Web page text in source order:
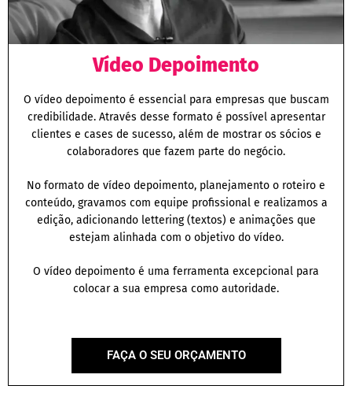
Vídeo Depoimento
O vídeo depoimento é essencial para empresas que buscam
credibilidade. Através desse formato é possível apresentar
clientes e cases de sucesso, além de mostrar os sócios e
colaboradores que fazem parte do negócio.
No formato de vídeo depoimento, planejamento o roteiro e
conteúdo, gravamos com equipe profissional e realizamos a
edição, adicionando lettering (textos) e animações que
estejam alinhada com o objetivo do vídeo.
O vídeo depoimento é uma ferramenta excepcional para
colocar a sua empresa como autoridade.
FAÇA O SEU ORÇAMENTO